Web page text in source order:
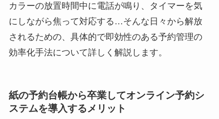
カラーの放置時間中に電話が鳴り、タイマーを気
にしながら焦って対応する…そんな日々から解放
されるための、具体的で即効性のある予約管理の
効率化手法について詳しく解説します。
紙の予約台帳から卒業してオンライン予約シ
ステムを導入するメリット